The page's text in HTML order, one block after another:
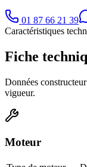
01 87 66 21 39
Caractéristiques
Fiche
Données
vigueur.
Moteur